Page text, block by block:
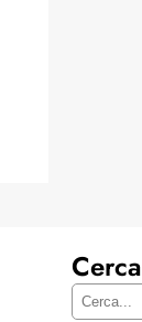
Cerca
C